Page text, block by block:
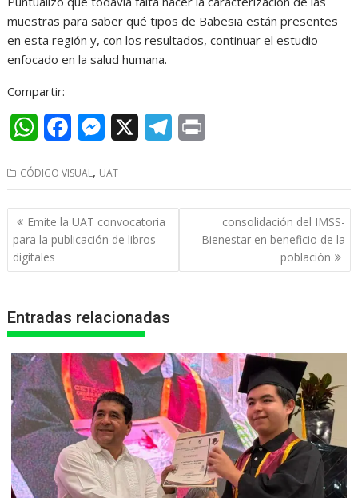
muestras para saber qué tipos de Babesia están presentes
en esta región y, con los resultados, continuar el estudio
enfocado en la salud humana.
Compartir:
W
a
t
s
A
p
c
e
b
k
M
s
s
e
e
e
n
t
CÓDIGO VISUAL, UAT
Navegación
de
entradas
Emite la UAT convocatoria
para la publicación de libros
digitales
consolidación del IMSS-
Bienestar en beneficio de la
población
Entradas relacionadas